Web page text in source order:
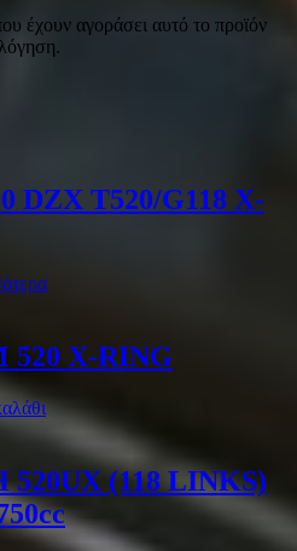
έχουν αγοράσει αυτό το προϊόν
DZX T520/G118 X-
520 X-RING
(118 LINKS)